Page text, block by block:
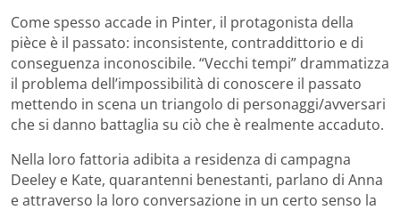
Come spesso accade in Pinter, il protagonista della
pièce è il passato: inconsistente, contraddittorio e di
conseguenza inconoscibile. “Vecchi tempi” drammatizza
il problema dell’impossibilità di conoscere il passato
mettendo in scena un triangolo di personaggi/avversari
che si danno battaglia su ciò che è realmente accaduto.
Nella loro fattoria adibita a residenza di campagna
Deeley e Kate, quarantenni benestanti, parlano di Anna
e attraverso la loro conversazione in un certo senso la